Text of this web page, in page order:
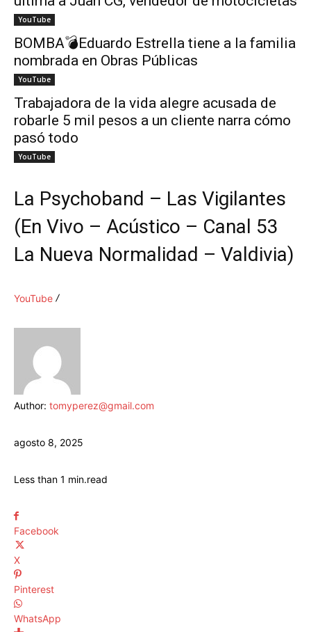
YouTube
BOMBA💣Eduardo Estrella tiene a la familia
nombrada en Obras Públicas
YouTube
Trabajadora de la vida alegre acusada de
robarle 5 mil pesos a un cliente narra cómo
pasó todo
YouTube
La Psychoband – Las Vigilantes
(En Vivo – Acústico – Canal 53
La Nueva Normalidad – Valdivia)
YouTube
Author: tomyperez@gmail.com
agosto 8, 2025
Less than 1 min.read
Facebook
X
Pinterest
WhatsApp